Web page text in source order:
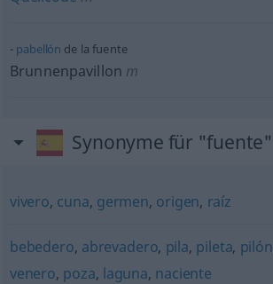
pabellón de la fuente
Brunnenpavillon m
Synonyme für "fuente"
vivero, cuna, germen, origen, raíz
bebedero, abrevadero, pila, pileta, pilón
venero, poza, laguna, naciente